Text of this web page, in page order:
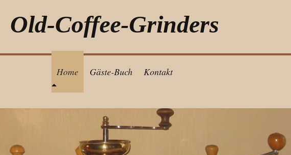
Old-Coffee-Grinders
Home Gäste-Buch Kontakt